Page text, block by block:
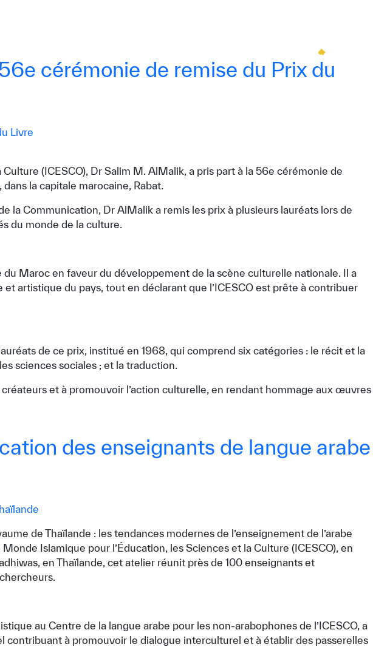
cérémonie de remise du Prix du
(ICESCO), Dr Salim M. AlMalik, a pris part à la 56e cérémonie de
la capitale marocaine, Rabat.
la Communication, Dr AlMalik a remis les prix à plusieurs lauréats lors de
du monde de la culture.
Maroc en faveur du développement de la scène culturelle nationale. Il a
artistique du pays, tout en déclarant que l’ICESCO est prête à contribuer
de ce prix, institué en 1968, qui comprend six catégories : le récit et la
sciences sociales ; et la traduction.
et à promouvoir l’action culturelle, en rendant hommage aux œuvres
des enseignants de langue arabe
de Thaïlande : les tendances modernes de l’enseignement de l’arabe
Islamique pour l’Éducation, les Sciences et la Culture (ICESCO), en
en Thaïlande, cet atelier réunit près de 100 enseignants et
au Centre de la langue arabe pour les non-arabophones de l’ICESCO, a
à promouvoir le dialogue interculturel et à établir des passerelles